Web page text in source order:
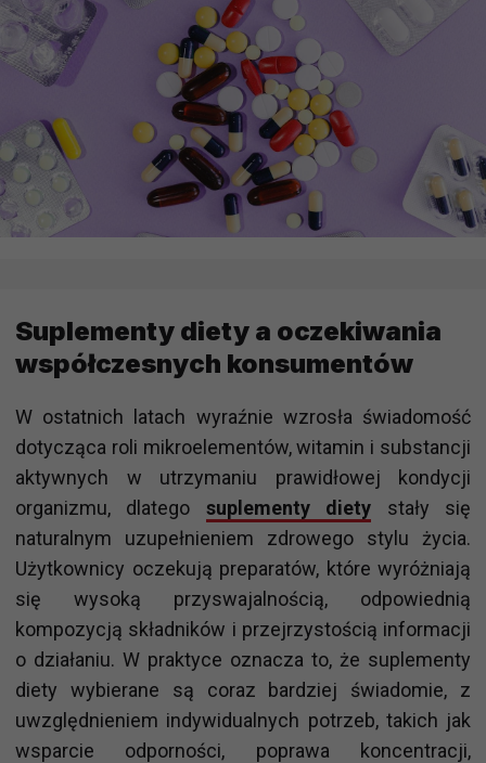
Suplementy diety a oczekiwania
współczesnych konsumentów
W ostatnich latach wyraźnie wzrosła świadomość
dotycząca roli mikroelementów, witamin i substancji
aktywnych w utrzymaniu prawidłowej kondycji
organizmu, dlatego suplementy diety stały się
naturalnym uzupełnieniem zdrowego stylu życia.
Użytkownicy oczekują preparatów, które wyróżniają
się wysoką przyswajalnością, odpowiednią
kompozycją składników i przejrzystością informacji
o działaniu. W praktyce oznacza to, że suplementy
diety wybierane są coraz bardziej świadomie, z
uwzględnieniem indywidualnych potrzeb, takich jak
wsparcie odporności, poprawa koncentracji,